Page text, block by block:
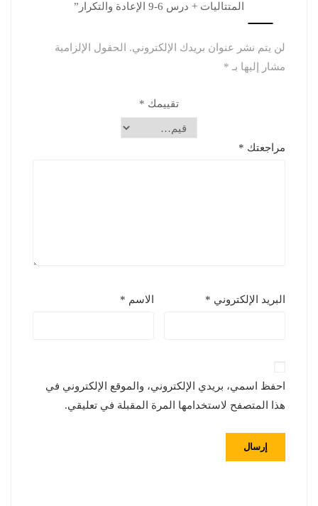
المتتاليات + درس 6-9 الإعادة والتكرار”
لن يتم نشر عنوان بريدك الإلكتروني.
الحقول الإلزامية
مشار إليها بـ *
تقييمك *
مراجعتك *
الاسم * البريد الإلكتروني *
احفظ اسمي، بريدي الإلكتروني، والموقع الإلكتروني في
هذا المتصفح لاستخدامها المرة المقبلة في تعليقي.